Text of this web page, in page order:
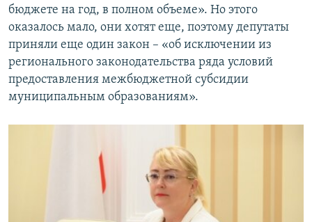
бюджете на год, в полном объеме». Но этого
оказалось мало, они хотят еще, поэтому депутаты
приняли еще один закон – «об исключении из
регионального законодательства ряда условий
предоставления межбюджетной субсидии
муниципальным образованиям».